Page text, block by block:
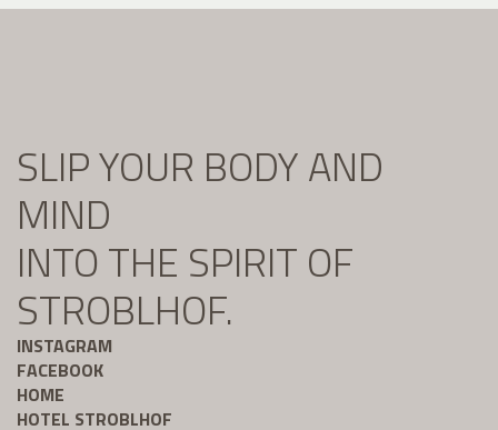
SLIP YOUR BODY AND
MIND
INTO THE SPIRIT OF
STROBLHOF.
INSTAGRAM
FACEBOOK
HOME
HOTEL STROBLHOF